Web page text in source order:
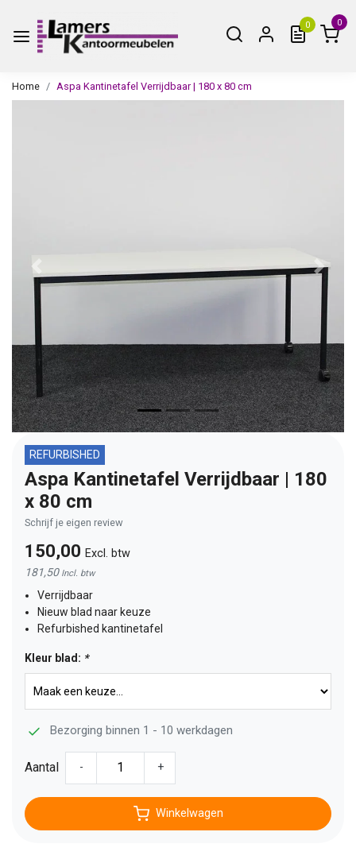
0 0
Home Aspa Kantinetafel Verrijdbaar | 180 x 80 cm
Vorige
REFURBISHED
Aspa Kantinetafel Verrijdbaar | 180
x 80 cm
Schrijf je eigen review
150,00 Excl. btw
181,50 Incl. btw
Verrijdbaar
Nieuw blad naar keuze
Refurbished kantinetafel
Kleur blad: *
Bezorging binnen 1 - 10 werkdagen
Aantal - +
Winkelwagen